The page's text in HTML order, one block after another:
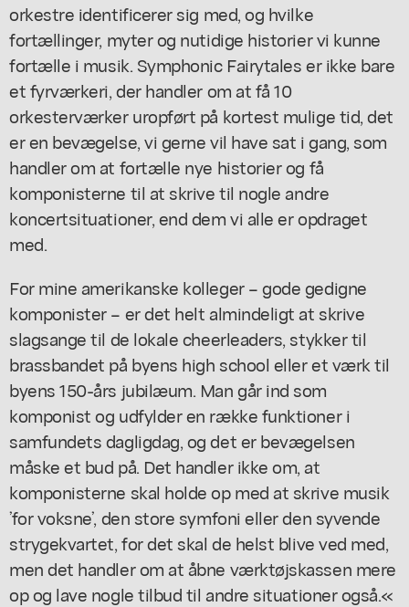
orkestre identificerer sig med, og hvilke
fortællinger, myter og nutidige historier vi kunne
fortælle i musik. Symphonic Fairytales er ikke bare
et fyrværkeri, der handler om at få 10
orkesterværker uropført på kortest mulige tid, det
er en bevægelse, vi gerne vil have sat i gang, som
handler om at fortælle nye historier og få
komponisterne til at skrive til nogle andre
koncertsituationer, end dem vi alle er opdraget
med.
For mine amerikanske kolleger – gode gedigne
komponister – er det helt almindeligt at skrive
slagsange til de lokale cheerleaders, stykker til
brassbandet på byens high school eller et værk til
byens 150-års jubilæum. Man går ind som
komponist og udfylder en række funktioner i
samfundets dagligdag, og det er bevægelsen
måske et bud på. Det handler ikke om, at
komponisterne skal holde op med at skrive musik
’for voksne’, den store symfoni eller den syvende
strygekvartet, for det skal de helst blive ved med,
men det handler om at åbne værktøjskassen mere
op og lave nogle tilbud til andre situationer også.«